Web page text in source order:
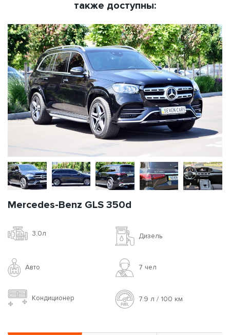
также доступны:
Mercedes-Benz GLS 350d
3.0л Дизель
Авто 7 чел
Кондиционер 7.9 л / 100 км